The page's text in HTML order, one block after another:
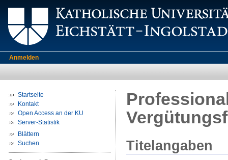
Anmelden
Startseite
Kontakt
Open Access an der KU
Server-Statistik
Blättern
Suchen
Titelangaben